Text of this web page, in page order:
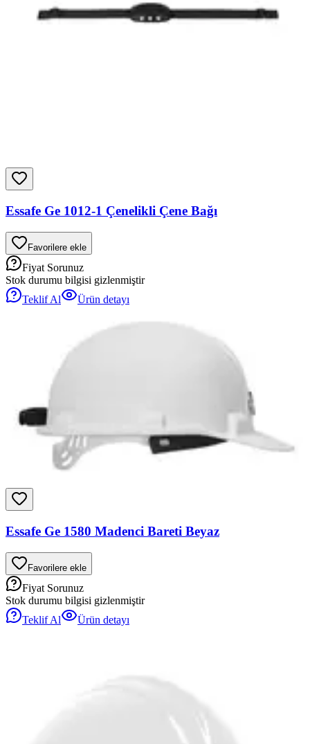
Essafe Ge 1012-1 Çenelikli Çene Bağı
Favorilere ekle
Fiyat Sorunuz
Stok durumu bilgisi gizlenmiştir
Teklif Al
Ürün detayı
Essafe Ge 1580 Madenci Bareti Beyaz
Favorilere ekle
Fiyat Sorunuz
Stok durumu bilgisi gizlenmiştir
Teklif Al
Ürün detayı